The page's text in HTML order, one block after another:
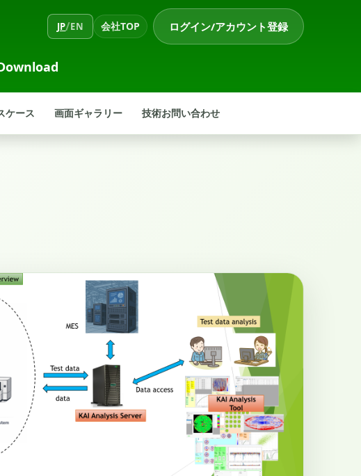
JP/EN 会社TOP ログイン/アカウント登録
ケース 画面ギャラリー 技術お問い合わせ